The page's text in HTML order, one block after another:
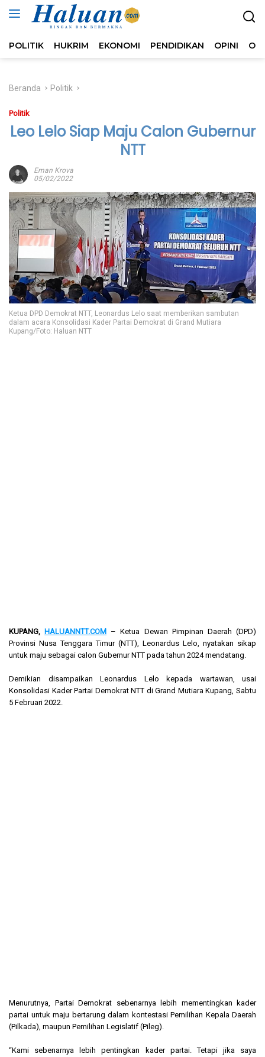
Langsung
POLITIK HUKRIM EKONOMI PENDIDIKAN OPINI
Beranda Politik
Politik
Leo Lelo Siap Maju Calon Gubernur
NTT
Eman Krova
05/02/2022
Ketua DPD Demokrat NTT, Leonardus Lelo saat memberikan sambutan
dalam acara Konsolidasi Kader Partai Demokrat di Grand Mutiara
Kupang/Foto: Haluan NTT
KUPANG, HALUANNTT.COM – Ketua Dewan Pimpinan Daerah (DPD)
Provinsi Nusa Tenggara Timur (NTT), Leonardus Lelo, nyatakan sikap
untuk maju sebagai calon Gubernur NTT pada tahun 2024 mendatang.
Demikian disampaikan Leonardus Lelo kepada wartawan, usai
Konsolidasi Kader Partai Demokrat NTT di Grand Mutiara Kupang, Sabtu
5 Februari 2022.
Menurutnya, Partai Demokrat sebenarnya lebih mementingkan kader
partai untuk maju bertarung dalam kontestasi Pemilihan Kepala Daerah
(Pilkada), maupun Pemilihan Legislatif (Pileg).
“Kami sebenarnya lebih pentingkan kader partai. Tetapi jika saya